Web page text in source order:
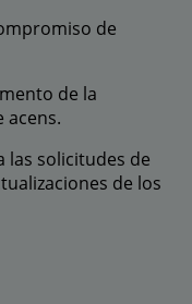
de
de la
acens.
las solicitudes de
de los